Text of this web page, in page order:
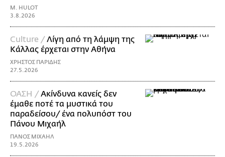
M. HULOT
3.8.2026
Culture /Λίγη από τη λάμψη της
Κάλλας έρχεται στην Αθήνα
ΧΡΗΣΤΟΣ ΠΑΡΙΔΗΣ
27.5.2026
ΟΑΣΗ /Ακίνδυνα κανείς δεν
έμαθε ποτέ τα μυστικά του
παραδείσου/ ένα πολυπόστ του
Πάνου Μιχαήλ
ΠΑΝΟΣ ΜΙΧΑΗΛ
19.5.2026